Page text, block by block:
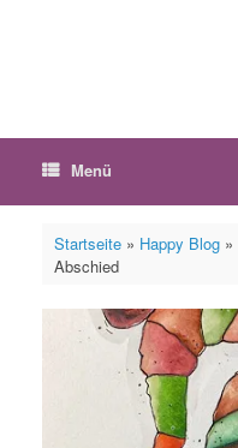
Menü
Startseite» Happy Blog»
Abschied